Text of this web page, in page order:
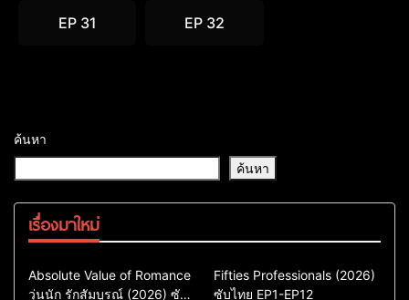
EP 31 EP 32
ค้นหา
ค้นหา
เรื่องมาใหม่
Comedy
Drama
ซีรี่ย์เกาหลี
Absolute Value of Romance
วุ่นนัก รักสัมบูรณ์ (2026) ซับ
Action & Adventure
Comedy
Drama
Fifties Professionals (2026)
ซับไทย EP1-EP12